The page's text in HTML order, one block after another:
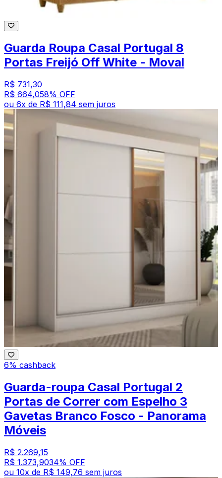
Guarda Roupa Casal Portugal 8
Portas Freijó Off White - Moval
R$ 731,30
R$ 664,058% OFF
ou 6x de R$ 111,84 sem juros
6% cashback
Guarda-roupa Casal Portugal 2
Portas de Correr com Espelho 3
Gavetas Branco Fosco - Panorama
Móveis
R$ 2.269,15
R$ 1.373,9034% OFF
ou 10x de R$ 149,76 sem juros